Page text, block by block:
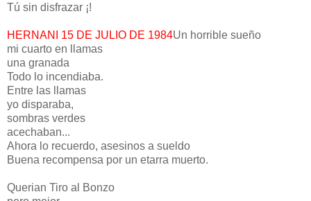
Tú sin disfrazar ¡!
HERNANI 15 DE JULIO DE 1984Un horrible sueño
mi cuarto en llamas
una granada
Todo lo incendiaba.
Entre las llamas
yo disparaba,
sombras verdes
acechaban...
Ahora lo recuerdo, asesinos a sueldo
Buena recompensa por un etarra muerto.
Querian Tiro al Bonzo